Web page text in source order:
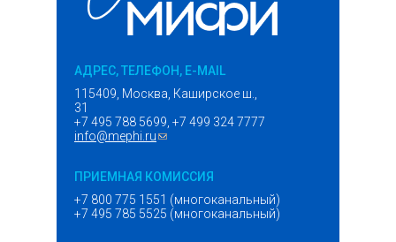
АДРЕС, ТЕЛЕФОН, E-MAIL
115409, Москва, Каширское ш.,
31
+7 495 788 5699, +7 499 324 7777
info@mephi.ru(ссылка для отправки email)
ПРИЕМНАЯ КОМИССИЯ
+7 800 775 1551 (многоканальный)
+7 495 785 5525 (многоканальный)